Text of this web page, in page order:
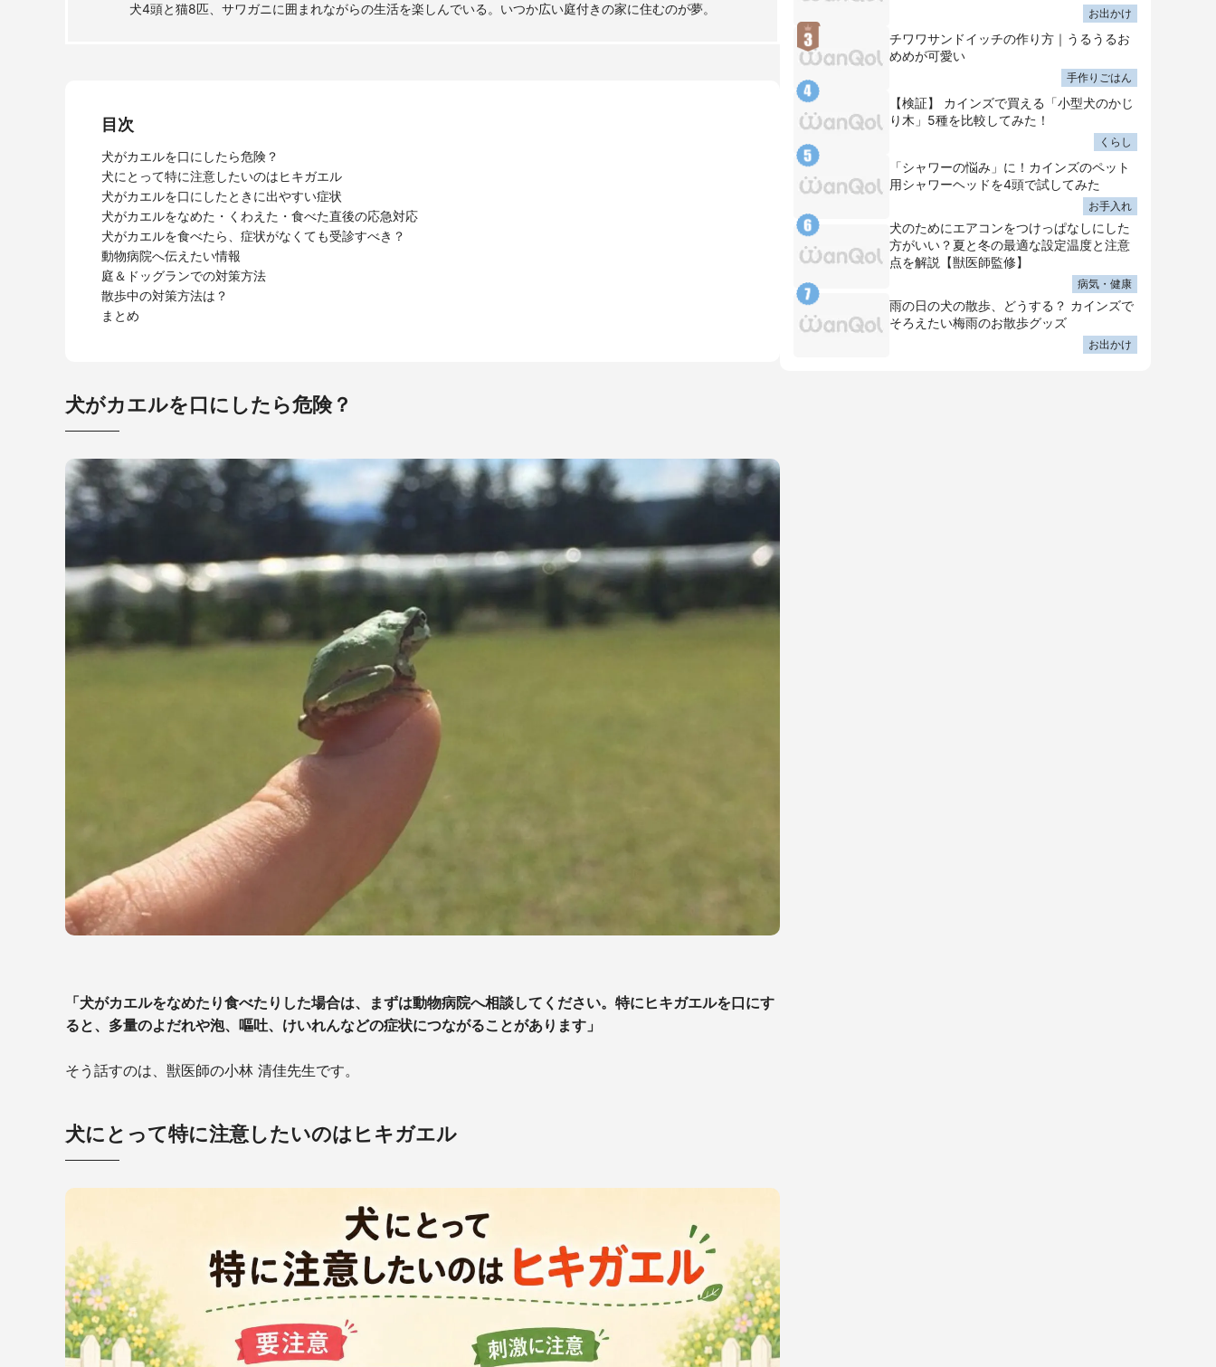
犬4頭と猫8匹、サワガニに囲まれながらの生活を楽しんでいる。いつか広い庭付きの家に住むのが夢。
目次
犬がカエルを口にしたら危険？
犬にとって特に注意したいのはヒキガエル
犬がカエルを口にしたときに出やすい症状
犬がカエルをなめた・くわえた・食べた直後の応急対応
犬がカエルを食べたら、症状がなくても受診すべき？
動物病院へ伝えたい情報
庭＆ドッグランでの対策方法
散歩中の対策方法は？
まとめ
犬がカエルを口にしたら危険？
「犬がカエルをなめたり食べたりした場合は、まずは動物病院へ相談してください。特にヒキガエルを口にす
ると、多量のよだれや泡、嘔吐、けいれんなどの症状につながることがあります」
そう話すのは、獣医師の小林 清佳先生です。
犬にとって特に注意したいのはヒキガエル
お出かけ
チワワサンドイッチの作り方｜うるうるお
めめが可愛い
手作りごはん
【検証】 カインズで買える「小型犬のかじ
り木」5種を比較してみた！
くらし
「シャワーの悩み」に！カインズのペット
用シャワーヘッドを4頭で試してみた
お手入れ
犬のためにエアコンをつけっぱなしにした
方がいい？夏と冬の最適な設定温度と注意
点を解説【獣医師監修】
病気・健康
雨の日の犬の散歩、どうする？ カインズで
そろえたい梅雨のお散歩グッズ
お出かけ